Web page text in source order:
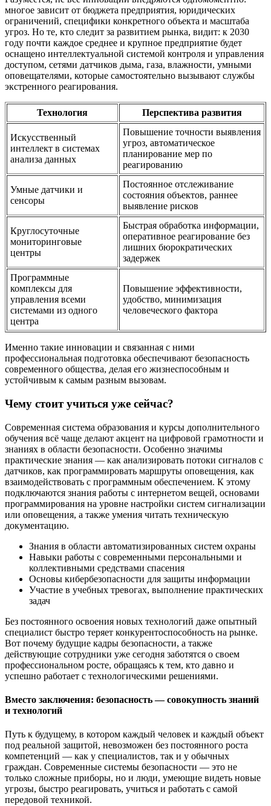
многое зависит от бюджета предприятия, юридических
ограничений, специфики конкретного объекта и маcштаба
угроз. Но те, кто следит за развитием рынка, видит: к 2030
году почти каждое среднее и крупное предприятие будет
оснащено интеллектуальной системой контроля и управления
доступом, сетями датчиков дыма, газа, влажности, умными
оповещателями, которые самостоятельно вызывают службы
экстренного реагирования.
Технология Перспектива развития
Искусственный
интеллект в системах
анализа данных
Повышение точности выявления
угроз, автоматическое
планирование мер по
реагированию
Умные датчики и
сенсоры
Постоянное отслеживание
состояния объектов, раннее
выявление рисков
Круглосуточные
мониторинговые
центры
Быстрая обработка информации,
оперативное реагирование без
лишних бюрократических
задержек
Программные
комплексы для
управления всеми
системами из одного
центра
Повышение эффективности,
удобство, минимизация
человеческого фактора
Именно такие инновации и связанная с ними
профессиональная подготовка обеспечивают безопасность
современного общества, делая его жизнеспособным и
устойчивым к самым разным вызовам.
Чему стоит учиться уже сейчас?
Современная система образования и курсы дополнительного
обучения всё чаще делают акцент на цифровой грамотности и
знаниях в области безопасности. Особенно значимы
практические знания — как анализировать потоки сигналов с
датчиков, как программировать маршруты оповещения, как
взаимодействовать с программным обеспечением. К этому
подключаются знания работы с интернетом вещей, основами
программирования на уровне настройки систем сигнализации
или оповещения, а также умения читать техническую
документацию.
Знания в области автоматизированных систем охраны
Навыки работы с современными персональными и
коллективными средствами спасения
Основы кибербезопасности для защиты информации
Участие в учебных тревогах, выполнение практических
задач
Без постоянного освоения новых технологий даже опытный
специалист быстро теряет конкурентоспособность на рынке.
Вот почему будущие кадры безопасности, а также
действующие сотрудники уже сегодня заботятся о своем
профессиональном росте, обращаясь к тем, кто давно и
успешно работает с технологическими решениями.
Вместо заключения: безопасность — совокупность знаний
и технологий
Путь к будущему, в котором каждый человек и каждый объект
под реальной защитой, невозможен без постоянного роста
компетенций — как у специалистов, так и у обычных
граждан. Современные системы безопасности — это не
только сложные приборы, но и люди, умеющие видеть новые
угрозы, быстро реагировать, учиться и работать с самой
передовой техникой.